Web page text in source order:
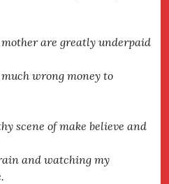
are greatly underpaid
wrong money to
scene of make believe and
and watching my